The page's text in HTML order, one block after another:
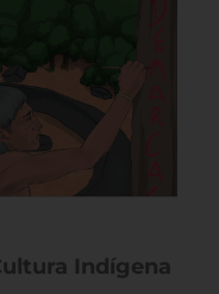
Indígena